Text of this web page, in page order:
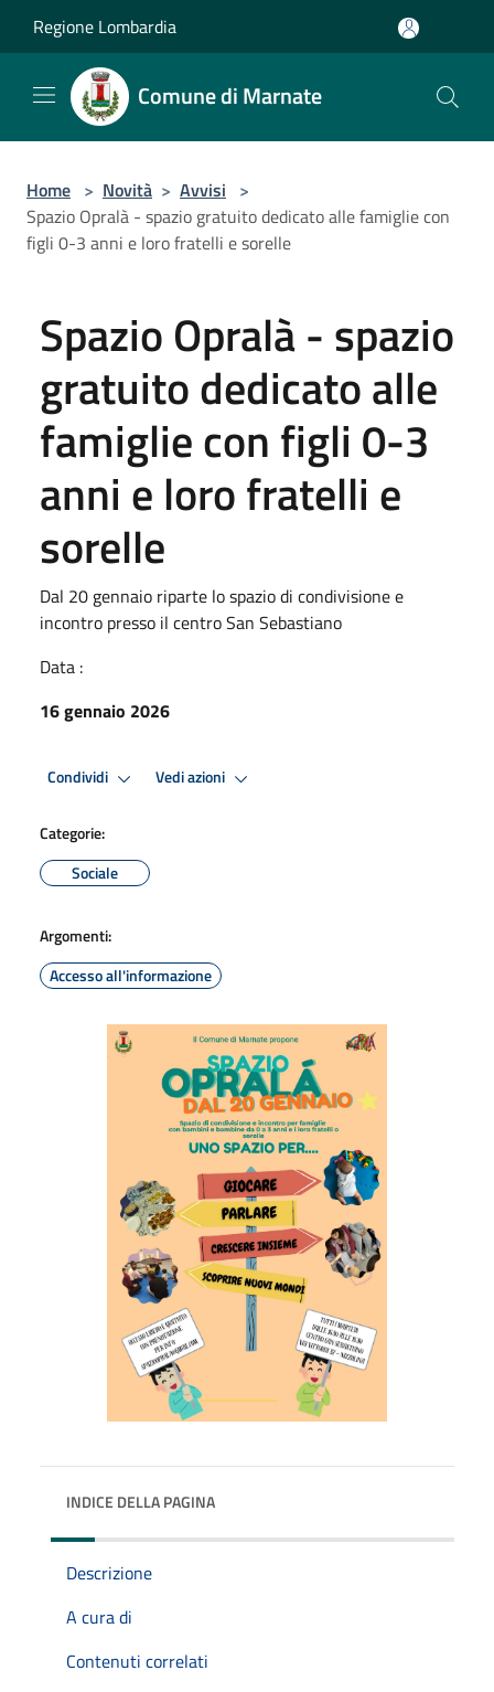
Regione Lombardia
Comune di Marnate
Home > Novità > Avvisi >
Spazio Opralà - spazio gratuito dedicato alle famiglie con
figli 0-3 anni e loro fratelli e sorelle
Spazio Opralà - spazio
gratuito dedicato alle
famiglie con figli 0-3
anni e loro fratelli e
sorelle
Dal 20 gennaio riparte lo spazio di condivisione e
incontro presso il centro San Sebastiano
Data :
16 gennaio 2026
Condividi Vedi azioni
Categorie:
Sociale
Argomenti:
Accesso all'informazione
INDICE DELLA PAGINA
Descrizione
A cura di
Contenuti correlati